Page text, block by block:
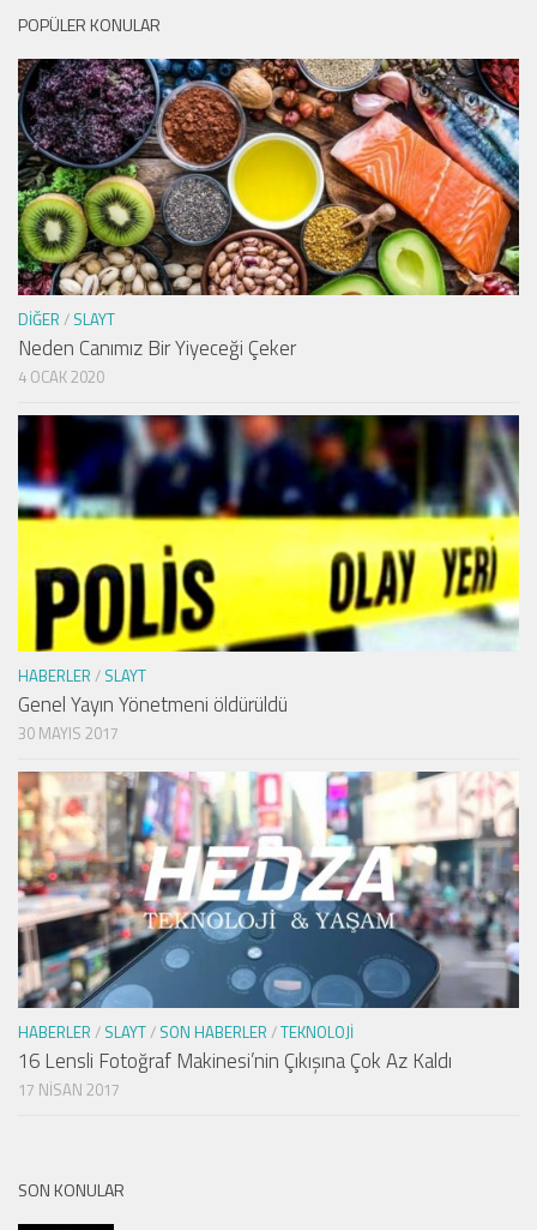
POPÜLER KONULAR
DIĞER / SLAYT
Neden Canımız Bir Yiyeceği Çeker
4 OCAK 2020
HABERLER / SLAYT
Genel Yayın Yönetmeni öldürüldü
30 MAYIS 2017
HABERLER / SLAYT/ SON HABERLER /TEKNOLOJI
16 Lensli Fotoğraf Makinesi’nin Çıkışına Çok Az Kaldı
17 NISAN 2017
SON KONULAR